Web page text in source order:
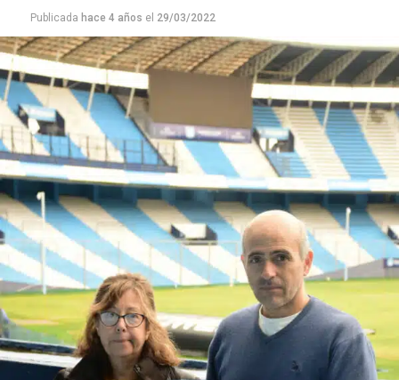
Publicada hace 4 años el 29/03/2022